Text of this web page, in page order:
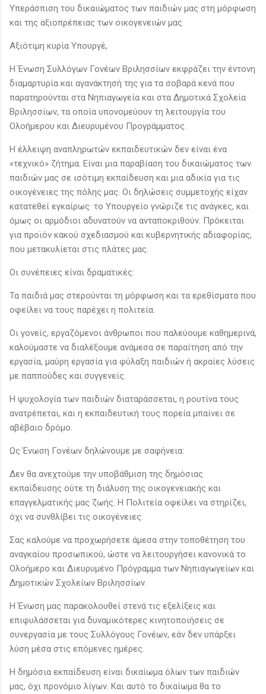
Υπεράσπιση του δικαιώματος των παιδιών μας στη μόρφωση
και της αξιοπρέπειας των οικογενειών μας
Αξιότιμη κυρία Υπουργέ,
Η Ένωση Συλλόγων Γονέων Βριλησσίων εκφράζει την έντονη
διαμαρτυρία και αγανάκτησή της για τα σοβαρά κενά που
παρατηρούνται στα Νηπιαγωγεία και στα Δημοτικά Σχολεία
Βριλησσίων, τα οποία υπονομεύουν τη λειτουργία του
Ολοήμερου και Διευρυμένου Προγράμματος.
Η έλλειψη αναπληρωτών εκπαιδευτικών δεν είναι ένα
«τεχνικό» ζήτημα. Είναι μια παραβίαση του δικαιώματος των
παιδιών μας σε ισότιμη εκπαίδευση και μια αδικία για τις
οικογένειες της πόλης μας. Οι δηλώσεις συμμετοχής είχαν
κατατεθεί εγκαίρως· το Υπουργείο γνώριζε τις ανάγκες, και
όμως οι αρμόδιοι αδυνατούν να ανταποκριθούν. Πρόκειται
για προϊόν κακού σχεδιασμού και κυβερνητικής αδιαφορίας,
που μετακυλίεται στις πλάτες μας.
Οι συνέπειες είναι δραματικές:
Τα παιδιά μας στερούνται τη μόρφωση και τα ερεθίσματα που
οφείλει να τους παρέχει η πολιτεία.
Οι γονείς, εργαζόμενοι άνθρωποι που παλεύουμε καθημερινά,
καλούμαστε να διαλέξουμε ανάμεσα σε παραίτηση από την
εργασία, μαύρη εργασία για φύλαξη παιδιών ή ακραίες λύσεις
με παππούδες και συγγενείς.
Η ψυχολογία των παιδιών διαταράσσεται, η ρουτίνα τους
ανατρέπεται, και η εκπαιδευτική τους πορεία μπαίνει σε
αβέβαιο δρόμο.
Ως Ένωση Γονέων δηλώνουμε με σαφήνεια:
Δεν θα ανεχτούμε την υποβάθμιση της δημόσιας
εκπαίδευσης ούτε τη διάλυση της οικογενειακής και
επαγγελματικής μας ζωής. Η Πολιτεία οφείλει να στηρίζει,
όχι να συνθλίβει τις οικογένειες.
Σας καλούμε να προχωρήσετε άμεσα στην τοποθέτηση του
αναγκαίου προσωπικού, ώστε να λειτουργήσει κανονικά το
Ολοήμερο και Διευρυμένο Πρόγραμμα των Νηπιαγωγείων και
Δημοτικών Σχολείων Βριλησσίων.
Η Ένωση μας παρακολουθεί στενά τις εξελίξεις και
επιφυλάσσεται για δυναμικότερες κινητοποιήσεις σε
συνεργασία με τους Συλλόγους Γονέων, εάν δεν υπάρξει
λύση μέσα στις επόμενες ημέρες.
Η δημόσια εκπαίδευση είναι δικαίωμα όλων των παιδιών
μας, όχι προνόμιο λίγων. Και αυτό το δικαίωμα θα το